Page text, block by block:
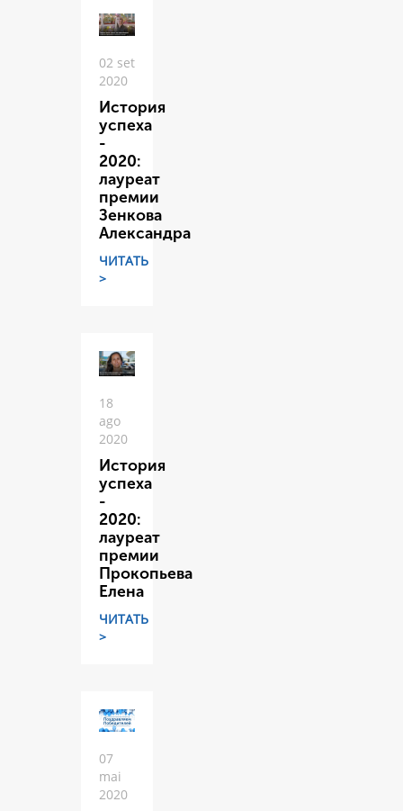
02 set
2020
История
успеха
-
2020:
лауреат
премии
Зенкова
Александра
ЧИТАТЬ
>
18
ago
2020
История
успеха
-
2020:
лауреат
премии
Прокопьева
Елена
ЧИТАТЬ
>
07
mai
2020